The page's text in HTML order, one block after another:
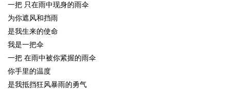
一把 只在雨中现身的雨伞
为你遮风和挡雨
是我生来的使命
我是一把伞
一把 在雨中被你紧握的雨伞
你手里的温度
是我抵挡狂风暴雨的勇气